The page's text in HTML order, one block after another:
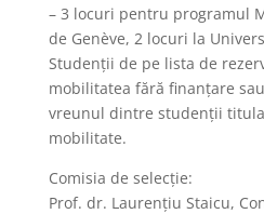
– 3 locuri pentru programul
de Genève, 2 locuri la
Studenţii de pe lista de
mobilitatea fără finanțare
vreunul dintre studenţii
mobilitate.
Comisia de selecție:
Prof. dr. Laurențiu Staicu,